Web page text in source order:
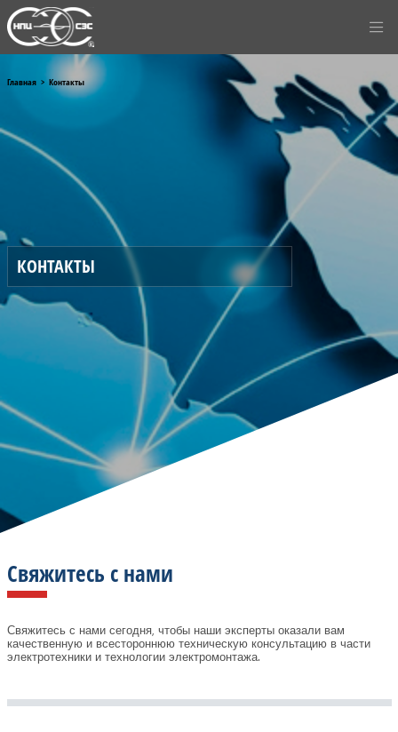
Главная Контакты
КОНТАКТЫ
Свяжитесь с нами
Свяжитесь с нами сегодня, чтобы наши эксперты оказали вам
качественную и всестороннюю техническую консультацию в части
электротехники и технологии электромонтажа.